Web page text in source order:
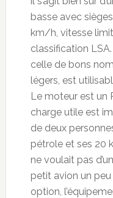
basse avec
km/h, vitesse
classification
celle de bons
légers, est
Le moteur est un
charge utile est
de deux
pétrole et ses 20
ne voulait pas
petit avion un
option,